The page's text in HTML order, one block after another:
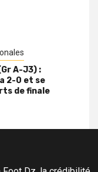
A-J3) :
2-0 et se
de finale